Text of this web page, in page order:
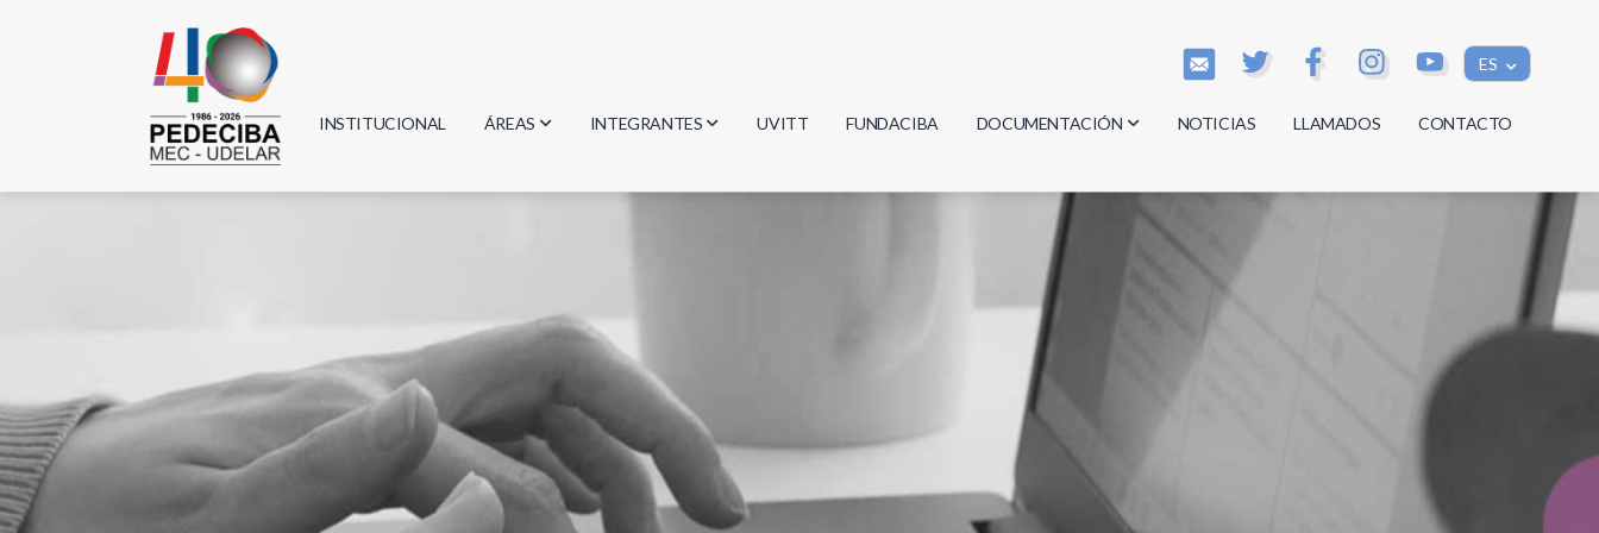
ES
INSTITUCIONAL ÁREAS
Biología
Informática
Química
INTEGRANTES
Investigadores
UVITT FUNDACIBA DOCUMENTACIÓN
Actas
Reglamentos
Documentos
NOTICIAS LLAMADOS CONTACTO